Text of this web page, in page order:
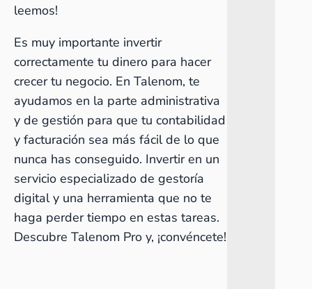
leemos!
Es muy importante invertir
correctamente tu dinero para hacer
crecer tu negocio. En Talenom, te
ayudamos en la parte administrativa
y de gestión para que tu contabilidad
y facturación sea más fácil de lo que
nunca has conseguido. Invertir en un
servicio especializado de gestoría
digital y una herramienta que no te
haga perder tiempo en estas tareas.
Descubre Talenom Pro y, ¡convéncete!